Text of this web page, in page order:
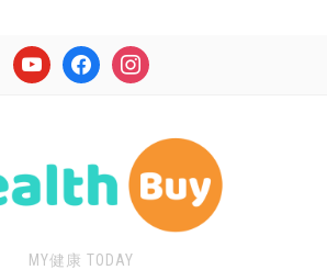
youtube facebookinstagram
MY健康 TODAY